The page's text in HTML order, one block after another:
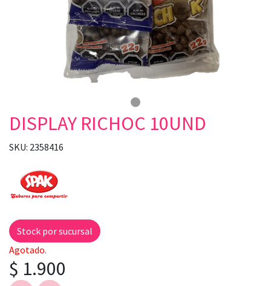
DISPLAY RICHOC 10UND
SKU: 2358416
Stock por sucursal
Agotado.
$ 1.900